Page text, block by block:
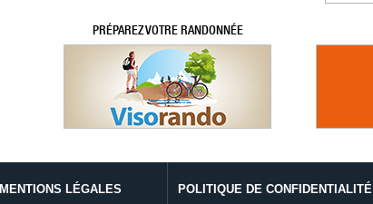
PRÉPAREZ VOTRE RANDONNÉE
MENTIONS LÉGALES POLITIQUE DE CONFIDENTIALITÉ